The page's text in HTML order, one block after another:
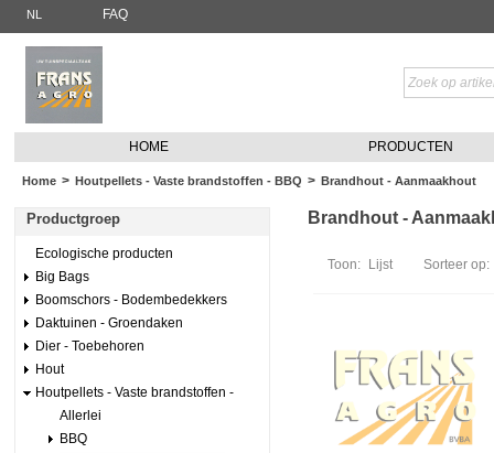
NL FAQ
HOME PRODUCTEN
Home > Houtpellets - Vaste brandstoffen - BBQ > Brandhout - Aanmaakhout
Productgroep
Ecologische producten
Big Bags
Boomschors - Bodembedekkers
Daktuinen - Groendaken
Dier - Toebehoren
Hout
Houtpellets - Vaste brandstoffen -
Allerlei
BBQ
Brandhout -
Toon: Lijst Sorteer op: